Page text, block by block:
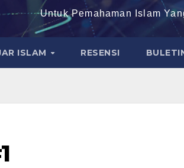
Untuk Pemahaman Islam
ISLAM RESENSI